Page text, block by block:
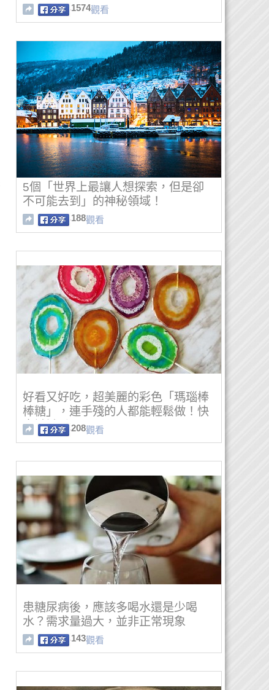
1574觀看
5個「世界上最讓人想探索，但是卻
不可能去到」的神秘領域！
188觀看
好看又好吃，超美麗的彩色「瑪瑙棒
棒糖」，連手殘的人都能輕鬆做！快
來試試看吧。
208觀看
患糖尿病後，應該多喝水還是少喝
水？需求量過大，並非正常現象
143觀看